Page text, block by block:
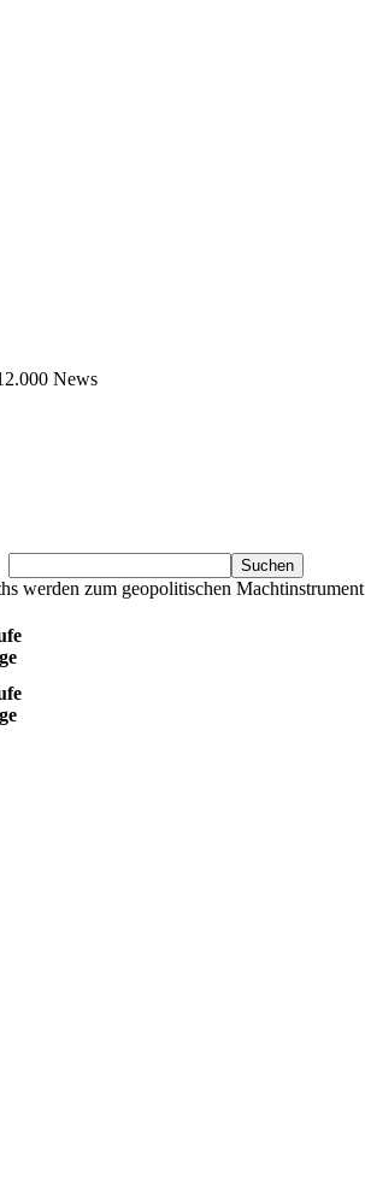
News
werden zum geopolitischen Machtinstrument